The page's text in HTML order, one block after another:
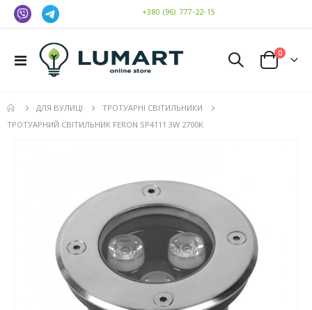
+380 (96) 777-22-15
Toggle
Cart
0
ДЛЯ ВУЛИЦІ
ТРОТУАРНІ СВІТИЛЬНИКИ
ТРОТУАРНИЙ СВІТИЛЬНИК FERON SP4111 3W 2700K